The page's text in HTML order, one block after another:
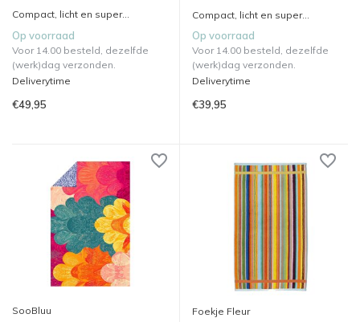
Compact, licht en super...
Op voorraad
Voor 14.00 besteld, dezelfde
(werk)dag verzonden.
Deliverytime
€49,95
Compact, licht en super...
Op voorraad
Voor 14.00 besteld, dezelfde
(werk)dag verzonden.
Deliverytime
€39,95
SooBluu Foekje Fleur